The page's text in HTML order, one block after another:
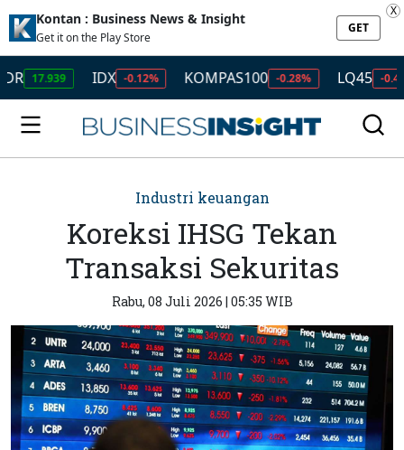
Kontan : Business News & Insight
Get it on the Play Store
GET
X
IDX -0.12% KOMPAS100 -0.28% LQ45 -0.49%
Industri keuangan
Koreksi IHSG Tekan
Transaksi Sekuritas
Rabu, 08 Juli 2026 | 05:35 WIB